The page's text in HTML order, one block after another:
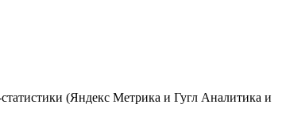
(Яндекс Метрика и Гугл Аналитика и